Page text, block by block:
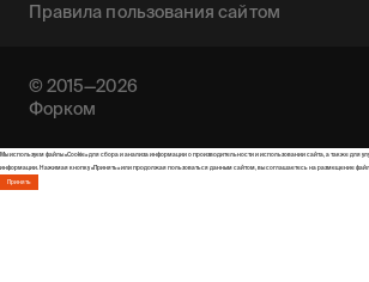
Правила пользования сайтом
© 2015—2026
Форком
Мы используем файлы «Cookie» для сбора и анализа информации о производительности и использовании сайта, а также для
информации. Нажимая кнопку «Принять» или продолжая пользоваться данным сайтом, вы соглашаетесь на размещение
Принять